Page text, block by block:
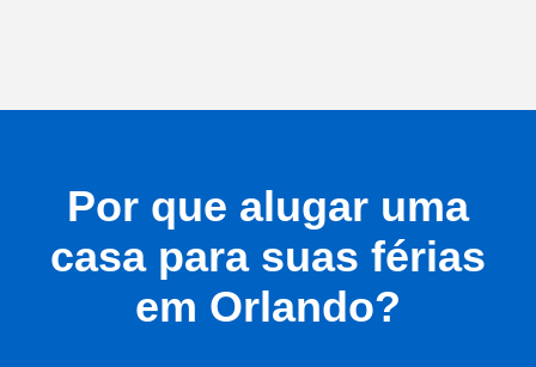
Por que alugar uma
casa para suas férias
em Orlando?